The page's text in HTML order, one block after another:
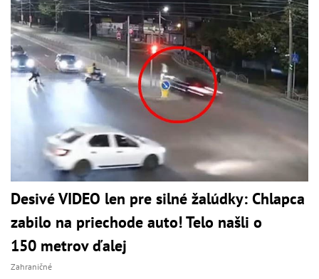
Desivé VIDEO len pre silné žalúdky: Chlapca
zabilo na priechode auto! Telo našli o
150 metrov ďalej
Zahraničné